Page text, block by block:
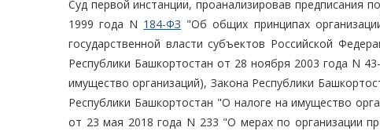
Суд первой инстанции, проанализировав предписания
1999 года N 184-ФЗ "Об общих принципах
государственной власти субъектов Российской
Республики Башкортостан от 28 ноября 2003 года N
имущество организаций), Закона Республики
Республики Башкортостан "О налоге на имущество
от 23 мая 2018 года N 233 "О мерах по организации